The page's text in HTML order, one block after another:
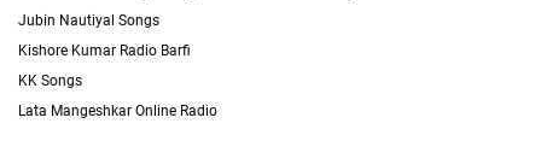
Jubin Nautiyal Songs
Kishore Kumar Radio Barfi
KK Songs
Lata Mangeshkar Online Radio